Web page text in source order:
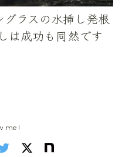
ラスの水挿し発根
は成功も同然です
me !